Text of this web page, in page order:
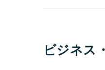
ビジネス